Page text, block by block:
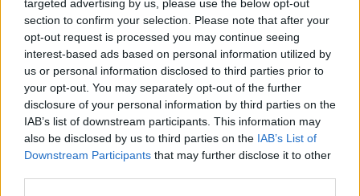
targeted advertising by us, please use the below opt-out
section to confirm your selection. Please note that after your
opt-out request is processed you may continue seeing
interest-based ads based on personal information utilized by
us or personal information disclosed to third parties prior to
your opt-out. You may separately opt-out of the further
disclosure of your personal information by third parties on the
IAB’s list of downstream participants. This information may
also be disclosed by us to third parties on the IAB’s List of
Downstream Participants that may further disclose it to other